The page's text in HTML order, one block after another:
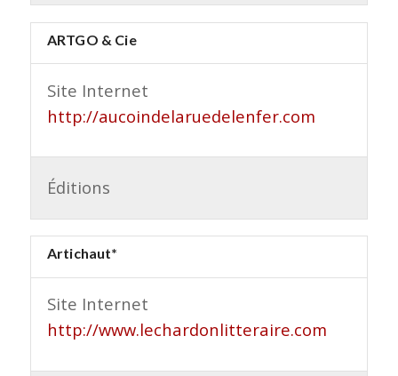
ARTGO & Cie
Site Internet
http://aucoindelaruedelenfer.com
Éditions
Artichaut*
Site Internet
http://www.lechardonlitteraire.com